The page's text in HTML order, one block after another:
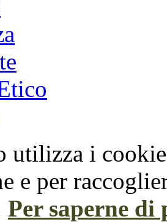
utilizza i
e per
Per saperne di